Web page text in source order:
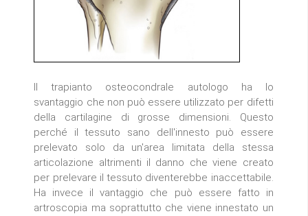
Il trapianto osteocondrale autologo ha lo
svantaggio che non può essere utilizzato per difetti
della cartilagine di grosse dimensioni. Questo
perché il tessuto sano dell'innesto può essere
prelevato solo da un'area limitata della stessa
articolazione altrimenti il danno che viene creato
per prelevare il tessuto diventerebbe inaccettabile.
Ha invece il vantaggio che può essere fatto in
artroscopia ma soprattutto che viene innestato un